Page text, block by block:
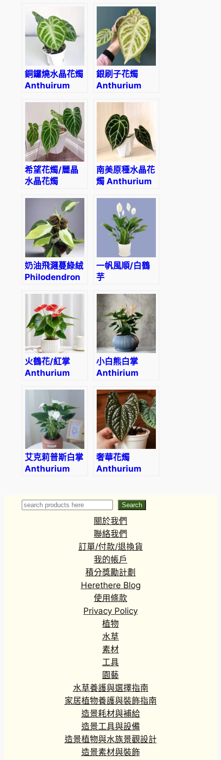
銅鑼燒水晶花燭
Anthuirum
‘Dorayaki’
銀刷子花燭
Anthurium
希望花燭/麗晶
水晶花燭
crystallinum
‘Hope’
南美原種水晶花
燭 Anthurium
奶油飛濺蔓綠絨
Philodendron
一帆風順/白鶴
芋
kochii
火鶴花/紅掌
Anthurium
小白熊白掌
Anthirium
艾克莉普斯白掌
Anthurium
奢華花燭
Anthurium
Search Search
關於我們
聯絡我們
訂單/付款/退換貨
我的帳戶
積分獎勵計劃
Herethere Blog
使用條款
Privacy Policy
植物
水草
素材
工具
園藝
水草養護與選擇指南
家居植物養護與裝飾指南
造景耗材與補給
造景工具與設備
造景植物與水族景觀設計
造景素材與裝飾